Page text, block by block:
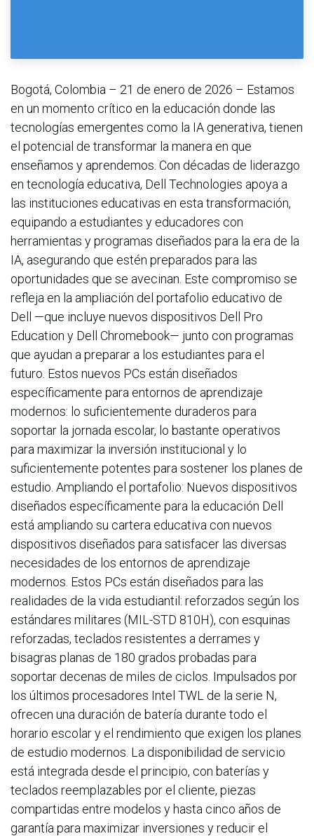
Bogotá, Colombia – 21 de enero de 2026 – Estamos
en un momento crítico en la educación donde las
tecnologías emergentes como la IA generativa, tienen
el potencial de transformar la manera en que
enseñamos y aprendemos. Con décadas de liderazgo
en tecnología educativa, Dell Technologies apoya a
las instituciones educativas en esta transformación,
equipando a estudiantes y educadores con
herramientas y programas diseñados para la era de la
IA, asegurando que estén preparados para las
oportunidades que se avecinan. Este compromiso se
refleja en la ampliación del portafolio educativo de
Dell —que incluye nuevos dispositivos Dell Pro
Education y Dell Chromebook— junto con programas
que ayudan a preparar a los estudiantes para el
futuro. Estos nuevos PCs están diseñados
específicamente para entornos de aprendizaje
modernos: lo suficientemente duraderos para
soportar la jornada escolar, lo bastante operativos
para maximizar la inversión institucional y lo
suficientemente potentes para sostener los planes de
estudio. Ampliando el portafolio: Nuevos dispositivos
diseñados específicamente para la educación Dell
está ampliando su cartera educativa con nuevos
dispositivos diseñados para satisfacer las diversas
necesidades de los entornos de aprendizaje
modernos. Estos PCs están diseñados para las
realidades de la vida estudiantil: reforzados según los
estándares militares (MIL-STD 810H), con esquinas
reforzadas, teclados resistentes a derrames y
bisagras planas de 180 grados probadas para
soportar decenas de miles de ciclos. Impulsados por
los últimos procesadores Intel TWL de la serie N,
ofrecen una duración de batería durante todo el
horario escolar y el rendimiento que exigen los planes
de estudio modernos. La disponibilidad de servicio
está integrada desde el principio, con baterías y
teclados reemplazables por el cliente, piezas
compartidas entre modelos y hasta cinco años de
garantía para maximizar inversiones y reducir el